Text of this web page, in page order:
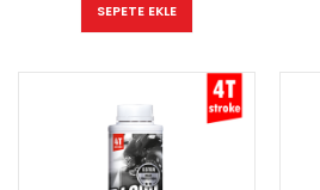
SEPETE EKLE